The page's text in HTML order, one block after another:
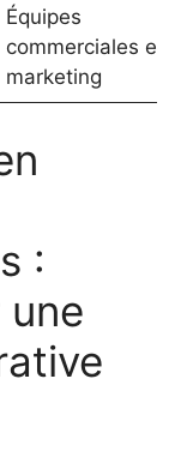
Équipes
commerciales et
marketing
:
une